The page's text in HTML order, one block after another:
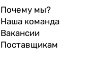
Почему мы?
Наша команда
Вакансии
Поставщикам